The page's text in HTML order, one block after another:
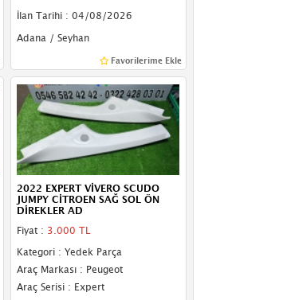
İlan Tarihi : 04/08/2026
Adana / Seyhan
Favorilerime Ekle
2022 EXPERT VİVERO SCUDO
JUMPY CİTROEN SAĞ SOL ÖN
DİREKLER AD
Fiyat : 3.000 TL
Kategori : Yedek Parça
Araç Markası : Peugeot
Araç Serisi : Expert